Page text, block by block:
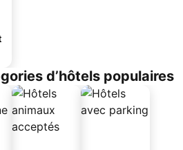
d’hôtels populaires